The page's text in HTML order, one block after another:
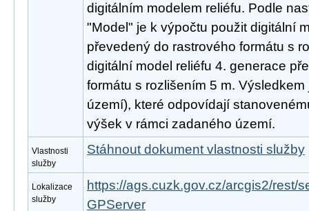
digitálním modelem reliéfu. Podle
"Model" je k výpočtu použit digitální
převedený do rastrového formátu s
digitální model reliéfu 4. generace
formátu s rozlišením 5 m.
území), které odpovídají
výšek v rámci zadaného území.
Vlastnosti
služby
Stáhnout dokument vlastnosti služby
Lokalizace
služby
https://ags.cuzk.gov.cz/arcgis2/rest/
GPServer